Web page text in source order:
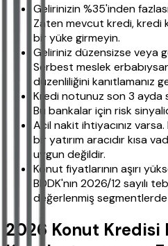
Gelirinizin %35'inden
Zaten mevcut kredi, kredi
bir yüke girmeyin.
Geliriniz düzensizse veya
Serbest meslek
düzenliliğini kanıtlamanız
Kredi notunuz son 3 ayda
Bu bankalar için risk
Acil nakit ihtiyacınız
bir yatırım aracıdır kısa
uygun değildir.
Konut fiyatlarının aşırı
BDDK'nın 2026/12 sayılı
değerlenmiş segmentlerde
2026 Konut Kredisi